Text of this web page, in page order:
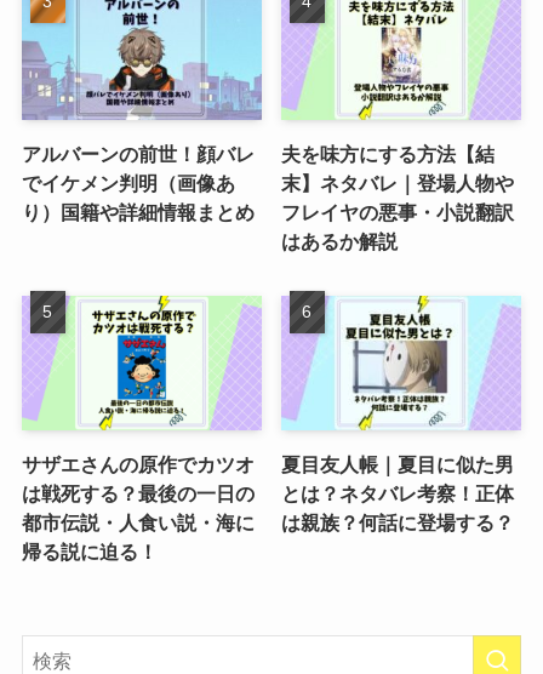
アルバーンの前世！顔バレ
でイケメン判明（画像あ
り）国籍や詳細情報まとめ
夫を味方にする方法【結
末】ネタバレ｜登場人物や
フレイヤの悪事・小説翻訳
はあるか解説
サザエさんの原作でカツオ
は戦死する？最後の一日の
都市伝説・人食い説・海に
帰る説に迫る！
夏目友人帳｜夏目に似た男
とは？ネタバレ考察！正体
は親族？何話に登場する？